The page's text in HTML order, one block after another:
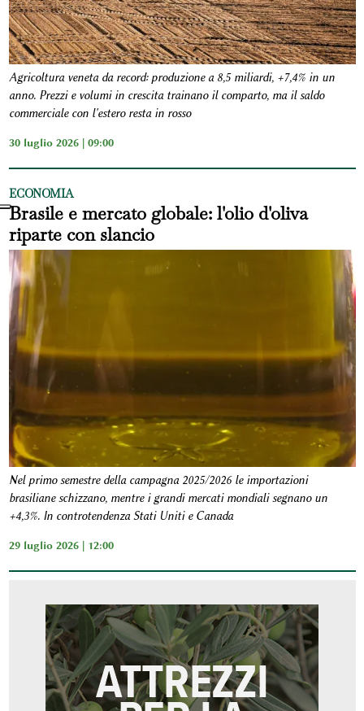
Agricoltura veneta da record: produzione a 8,5 miliardi, +7,4% in un
anno. Prezzi e volumi in crescita trainano il comparto, ma il saldo
commerciale con l'estero resta in rosso
30 luglio 2026 | 09:00
ECONOMIA
Brasile e mercato globale: l'olio d'oliva
riparte con slancio
Nel primo semestre della campagna 2025/2026 le importazioni
brasiliane schizzano, mentre i grandi mercati mondiali segnano un
+4,3%. In controtendenza Stati Uniti e Canada
29 luglio 2026 | 12:00